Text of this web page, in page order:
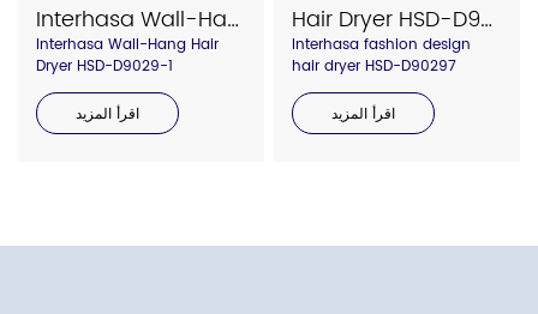
Interhasa Wall-Hang Hair Dryer HSD-D9029-1
Interhasa Wall-Hang Hair
Dryer HSD-D9029-1
اقرأ المزيد
Hair Dryer HSD-D90297
Interhasa fashion design
hair dryer HSD-D90297
اقرأ المزيد